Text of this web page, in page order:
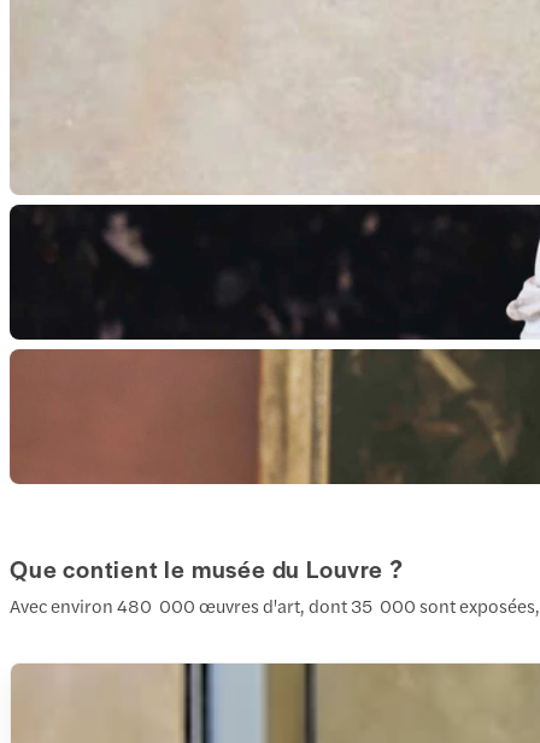
Que contient le musée du Louvre ?
Avec environ 480 000 œuvres d'art, dont 35 000 sont